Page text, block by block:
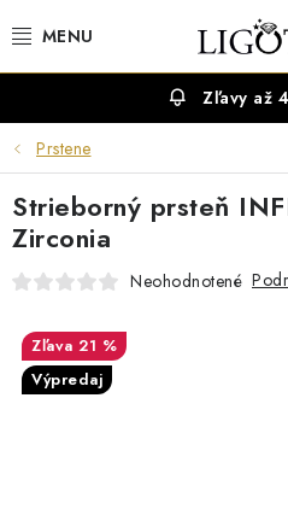
na
NÁHRDELNÍKY
NÁRAMKY
PRSTENE
Zľavy až
Prstene
Strieborný prsteň
Zirconia
Neohodnotené
21 %
Výpredaj